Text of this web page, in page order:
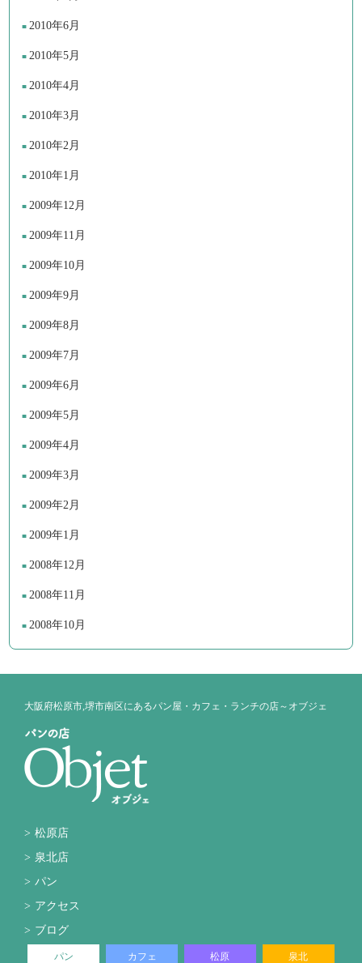
2010年6月
2010年5月
2010年4月
2010年3月
2010年2月
2010年1月
2009年12月
2009年11月
2009年10月
2009年9月
2009年8月
2009年7月
2009年6月
2009年5月
2009年4月
2009年3月
2009年2月
2009年1月
2008年12月
2008年11月
2008年10月
大阪府松原市,堺市南区にあるパン屋・カフェ・ランチの店～オブジェ
松原店
泉北店
パン
アクセス
ブログ
パン カフェ 松原 泉北